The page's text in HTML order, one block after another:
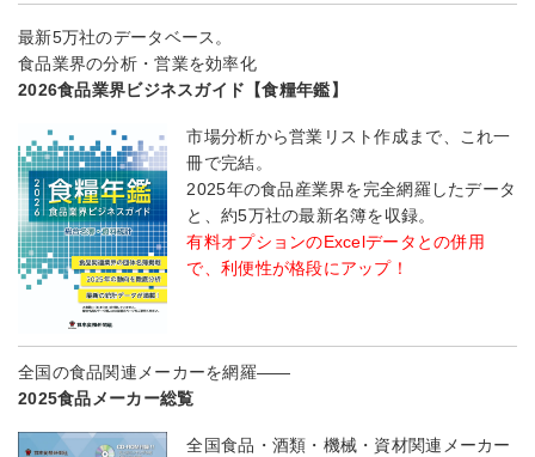
最新5万社のデータベース。
食品業界の分析・営業を効率化
2026食品業界ビジネスガイド【食糧年鑑】
市場分析から営業リスト作成まで、これ一
冊で完結。
2025年の食品産業界を完全網羅したデータ
と、約5万社の最新名簿を収録。
有料オプションのExcelデータとの併用
で、利便性が格段にアップ！
全国の食品関連メーカーを網羅――
2025食品メーカー総覧
全国食品・酒類・機械・資材関連メーカー